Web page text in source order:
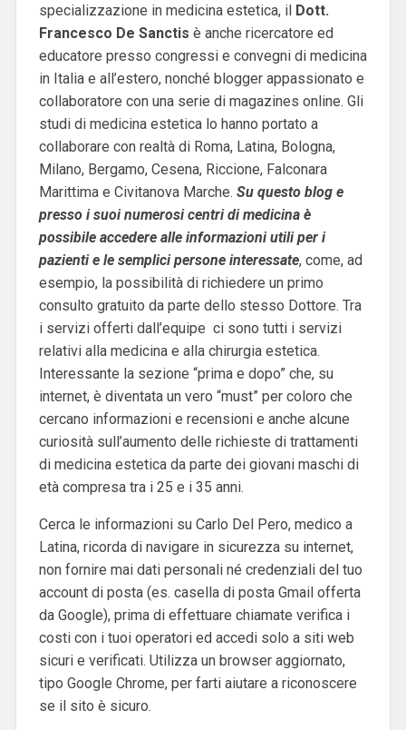
specializzazione in medicina estetica, il Dott.
Francesco De Sanctis è anche ricercatore ed
educatore presso congressi e convegni di medicina
in Italia e all’estero, nonché blogger appassionato e
collaboratore con una serie di magazines online. Gli
studi di medicina estetica lo hanno portato a
collaborare con realtà di Roma, Latina, Bologna,
Milano, Bergamo, Cesena, Riccione, Falconara
Marittima e Civitanova Marche. Su questo blog e
presso i suoi numerosi centri di medicina è
possibile accedere alle informazioni utili per i
pazienti e le semplici persone interessate, come, ad
esempio, la possibilità di richiedere un primo
consulto gratuito da parte dello stesso Dottore. Tra
i servizi offerti dall’equipe ci sono tutti i servizi
relativi alla medicina e alla chirurgia estetica.
Interessante la sezione “prima e dopo” che, su
internet, è diventata un vero “must” per coloro che
cercano informazioni e recensioni e anche alcune
curiosità sull’aumento delle richieste di trattamenti
di medicina estetica da parte dei giovani maschi di
età compresa tra i 25 e i 35 anni.
Cerca le informazioni su Carlo Del Pero, medico a
Latina, ricorda di navigare in sicurezza su internet,
non fornire mai dati personali né credenziali del tuo
account di posta (es. casella di posta Gmail offerta
da Google), prima di effettuare chiamate verifica i
costi con i tuoi operatori ed accedi solo a siti web
sicuri e verificati. Utilizza un browser aggiornato,
tipo Google Chrome, per farti aiutare a riconoscere
se il sito è sicuro.